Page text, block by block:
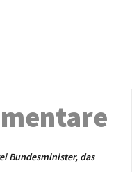
Bundesminister, das